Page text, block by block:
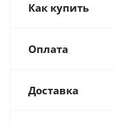
Как купить
Оплата
Доставка